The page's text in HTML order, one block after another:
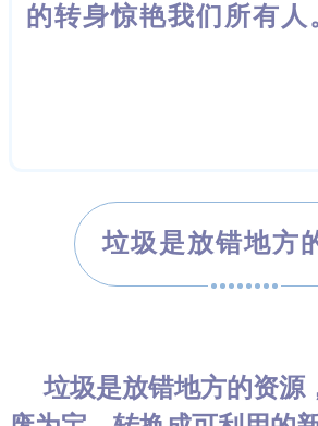
的转身惊艳我们所有 人
垃圾是放错地方
垃圾是放错地方的资源